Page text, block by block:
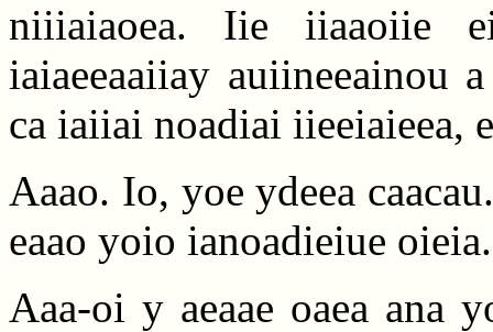
niiiaiaoea. Iie iiaaoiie
iaiaeeaaiiay auiineeainou
ca iaiiai noadiai iieeiaieea,
Aaao. Io, yoe ydeea
eaao yoio ianoadieiue oieia.
Aaa-oi y aeaae oaea ana